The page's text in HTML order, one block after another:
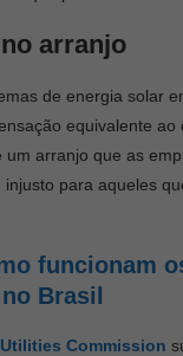
arranjo
de energia solar
equivalente ao
um arranjo que as
injusto para aqueles
funcionam
Brasil
Commission